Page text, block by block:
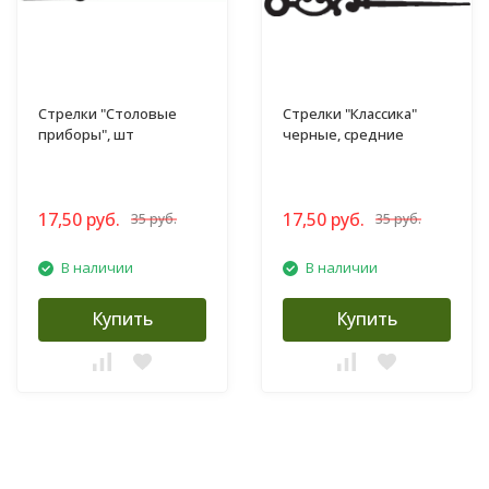
Стрелки "Столовые
приборы", шт
17,50 руб. 35 руб.
В наличии
Купить
Стрелки "Классика"
черные, средние
17,50 руб. 35 руб.
В наличии
Купить